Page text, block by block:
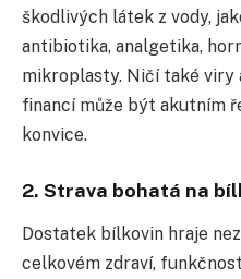
škodlivých látek z vody,
antibiotika, analgetika,
mikroplasty. Ničí také viry
financí může být akutním
konvice.
2. Strava bohatá na
Dostatek bílkovin hraje
celkovém zdraví,